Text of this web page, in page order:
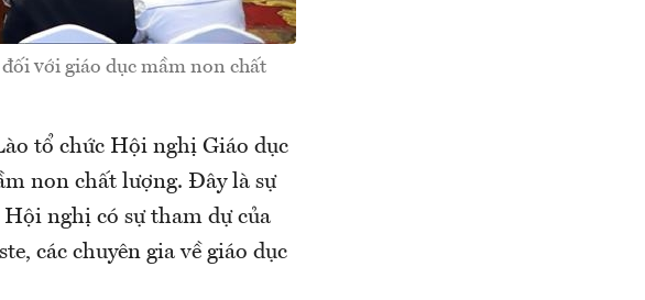
với giáo dục mầm non chất
tổ chức Hội nghị Giáo dục
non chất lượng. Đây là sự
nghị có sự tham dự của
các chuyên gia về giáo dục